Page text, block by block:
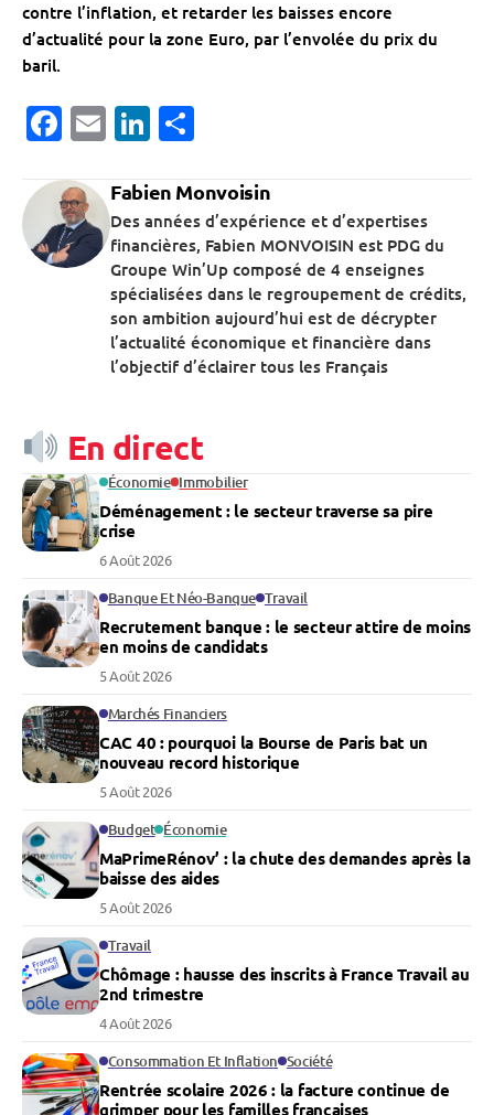
contre l’inflation, et retarder les baisses encore
d’actualité pour la zone Euro, par l’envolée du prix du
baril.
Facebook
EmailLinkedIn
Fabien Monvoisin
Des années d’expérience et d’expertises
financières, Fabien MONVOISIN est PDG du
Groupe Win’Up composé de 4 enseignes
spécialisées dans le regroupement de crédits,
son ambition aujourd’hui est de décrypter
l’actualité économique et financière dans
l’objectif d’éclairer tous les Français
En direct
Économie Immobilier
Déménagement : le secteur traverse sa pire
crise
6 Août 2026
Banque Et Néo-Banque Travail
Recrutement banque : le secteur attire de moins
en moins de candidats
5 Août 2026
Marchés Financiers
CAC 40 : pourquoi la Bourse de Paris bat un
nouveau record historique
5 Août 2026
Budget Économie
MaPrimeRénov’ : la chute des demandes après la
baisse des aides
5 Août 2026
Travail
Chômage : hausse des inscrits à France Travail au
2nd trimestre
4 Août 2026
Consommation Et Inflation Société
Rentrée scolaire 2026 : la facture continue de
grimper pour les familles françaises